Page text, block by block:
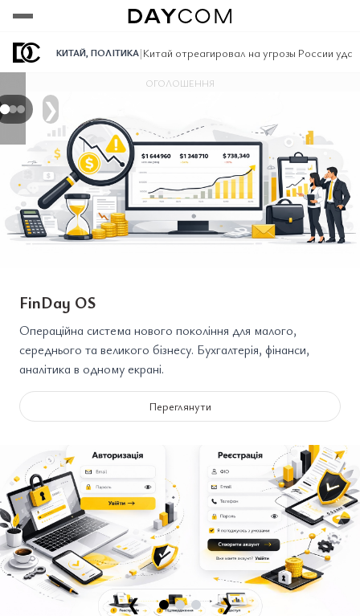
КИТАЙ, ПОЛІТИКА|Китай отреагировал на угрозы России
Переглянути
Переглянути
Переглянути
❯
ОГОЛОШЕННЯ
FinDay OS
Операційна система нового покоління для малого,
середнього та великого бізнесу. Бухгалтерія, фінанси,
аналітика в одному екрані.
Переглянути
❮ ❯